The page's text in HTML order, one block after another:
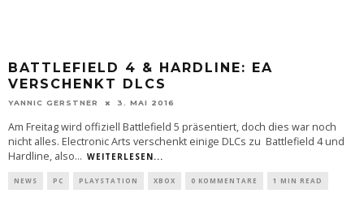
BATTLEFIELD 4 & HARDLINE: EA
VERSCHENKT DLCS
YANNIC GERSTNER 3. MAI 2016
Am Freitag wird offiziell Battlefield 5 präsentiert, doch dies war noch
nicht alles. Electronic Arts verschenkt einige DLCs zu Battlefield 4 und
Hardline, also... WEITERLESEN...
NEWS PC PLAYSTATION XBOX 0 KOMMENTARE 1 MIN READ